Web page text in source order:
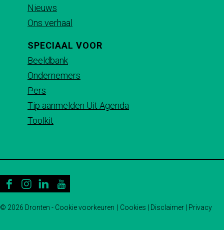
m
a
l
t
A
p
p
Nieuws
Ons verhaal
SPECIAAL VOOR
Beeldbank
Ondernemers
Pers
Tip aanmelden Uit Agenda
Toolkit
© 2026 Dronten - Cookie voorkeuren Cookies Disclaimer Privacy
F
a
I
n
L
i
Y
o